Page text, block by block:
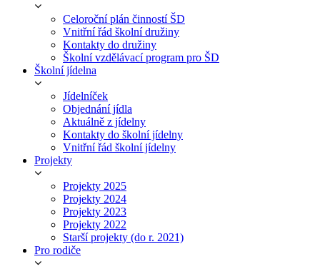
Celoroční plán činností ŠD
Vnitřní řád školní družiny
Kontakty do družiny
Školní vzdělávací program pro ŠD
Školní jídelna
Jídelníček
Objednání jídla
Aktuálně z jídelny
Kontakty do školní jídelny
Vnitřní řád školní jídelny
Projekty
Projekty 2025
Projekty 2024
Projekty 2023
Projekty 2022
Starší projekty (do r. 2021)
Pro rodiče